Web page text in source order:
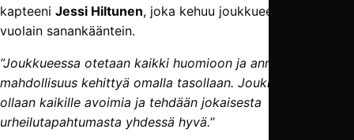
kapteeni Jessi Hiltunen, joka kehuu joukkueen tekemistä
vuolain sanankääntein.
”Joukkueessa otetaan kaikki huomioon ja annetaan
mahdollisuus kehittyä omalla tasollaan. Joukkueessa
ollaan kaikille avoimia ja tehdään jokaisesta
urheilutapahtumasta yhdessä hyvä.”